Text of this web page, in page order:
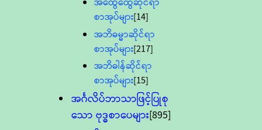
စာအုပ်များ[14]
အဘိဓမ္မာဆိုင်ရာ
စာအုပ်များ[217]
အဘိဓါန်ဆိုင်ရာ
စာအုပ်များ[15]
အင်္ဂလိပ်ဘာသာဖြင့်ပြုစု
သော ဗုဒ္ဓစာပေများ[895]